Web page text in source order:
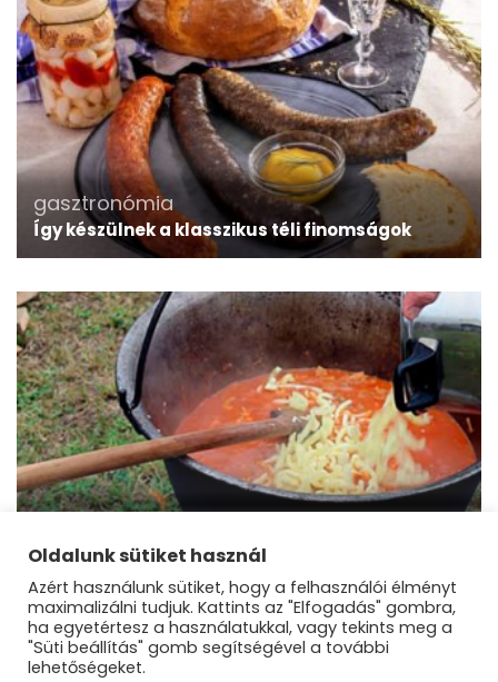
gasztronómia
Így készülnek a klasszikus téli finomságok
Sződligeti vándor fakanál főzőverseny 2022
Oldalunk sütiket használ
Azért használunk sütiket, hogy a felhasználói élményt
maximalizálni tudjuk. Kattints az "Elfogadás" gombra,
ha egyetértesz a használatukkal, vagy tekints meg a
"Süti beállítás" gomb segítségével a további
lehetőségeket.